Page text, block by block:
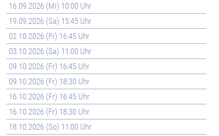
16.09.2026 (Mi) 10:00 Uhr
19.09.2026 (Sa) 15:45 Uhr
02.10.2026 (Fr) 16:45 Uhr
03.10.2026 (Sa) 11:00 Uhr
09.10.2026 (Fr) 16:45 Uhr
09.10.2026 (Fr) 18:30 Uhr
16.10.2026 (Fr) 16:45 Uhr
16.10.2026 (Fr) 18:30 Uhr
18.10.2026 (So) 11:00 Uhr